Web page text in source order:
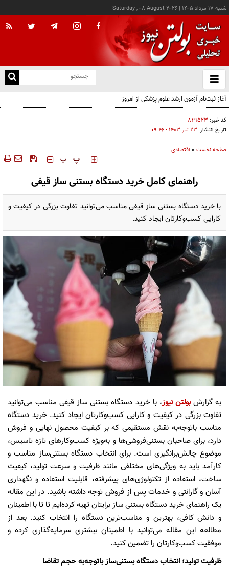
شنبه ۱۷ مرداد ۱۴۰۵ |
Saturday , 08 August 2026
باز
و
آغاز ثبت‌نام آزمون ارشد علوم پزشکی از امروز
کد خبر: ۸۴۹۵۲۳
تاریخ انتشار: ۲۳ تير ۱۴۰۳ - ۰۹:۴۶
صفحه نخست » اقتصادی
‍‍‍ پ پ
راهنمای کامل خرید دستگاه بستنی ساز قیفی
با خرید دستگاه بستنی ساز قیفی مناسب می‌توانید تفاوت بزرگی در کیفیت و
کارایی کسب‌وکارتان ایجاد کنید.
به گزارشبولتن نیوز، با خرید دستگاه بستنی ساز قیفی مناسب می‌توانید
تفاوت بزرگی در کیفیت و کارایی کسب‌وکارتان ایجاد کنید. خرید دستگاه
مناسب با‌توجه‌به نقش مستقیمی که بر کیفیت محصول نهایی و فروش
دارد، برای صاحبان بستنی‌فروشی‌ها و به‌ویژه کسب‌وکارهای تازه تاسیس،
موضوع چالش‌برانگیزی است. برای انتخاب دستگاه بستنی‌ساز مناسب و
کارآمد باید به ویژگی‌های مختلفی مانند ظرفیت و سرعت تولید، کیفیت
ساخت، استفاده از تکنولوژی‌های پیشرفته، قابلیت استفاده و نگهداری
آسان و گارانتی و خدمات پس از فروش توجه داشته باشید. در این مقاله
یک راهنمای خرید دستگاه بستنی ساز برایتان تهیه کرده‌ایم تا تا با اطمینان
و دانش کافی، بهترین و مناسب‌ترین دستگاه را انتخاب کنید. بعد از
مطالعه این مقاله می‌توانید با اطمینان بیشتری سرمایه‌گذاری کرده و
موفقیت کسب‌وکارتان را تضمین کنید.
ظرفیت تولید؛ انتخاب دستگاه بستنی‌ساز با‌توجه‌به حجم تقاضا